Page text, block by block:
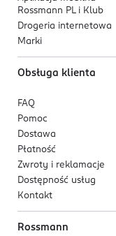
Rossmann PL i Klub
Drogeria internetowa
Marki
Obsługa klienta
FAQ
Pomoc
Dostawa
Płatność
Zwroty i reklamacje
Dostępność usług
Kontakt
Rossmann